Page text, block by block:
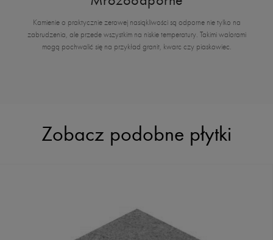
Kamienie o praktycznie zerowej nasiąkliwości są odporne nie tylko na
zabrudzenia, ale przede wszystkim na niskie temperatury. Takimi walorami
mogą pochwalić się na przykład granit, kwarc czy piaskowiec.
Zobacz podobne płytki